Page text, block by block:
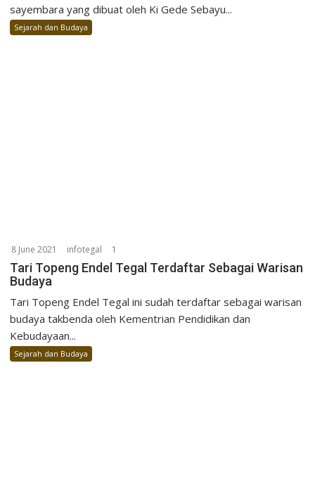
sayembara yang dibuat oleh Ki Gede Sebayu...
Sejarah dan Budaya
8 June 2021 infotegal 1
Tari Topeng Endel Tegal Terdaftar Sebagai Warisan
Budaya
Tari Topeng Endel Tegal ini sudah terdaftar sebagai warisan
budaya takbenda oleh Kementrian Pendidikan dan
Kebudayaan...
Sejarah dan Budaya